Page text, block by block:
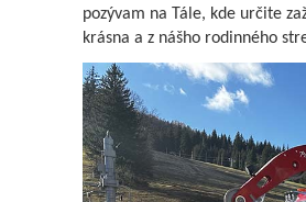
pozývam na Tále, kde určite
krásna a z nášho rodinného